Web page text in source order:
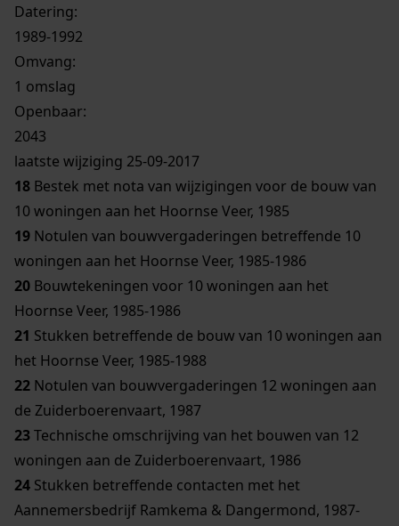
Datering:
1989-1992
Omvang:
1 omslag
Openbaar:
2043
laatste wijziging 25-09-2017
18 Bestek met nota van wijzigingen voor de bouw van
10 woningen aan het Hoornse Veer, 1985
19 Notulen van bouwvergaderingen betreffende 10
woningen aan het Hoornse Veer, 1985-1986
20 Bouwtekeningen voor 10 woningen aan het
Hoornse Veer, 1985-1986
21 Stukken betreffende de bouw van 10 woningen aan
het Hoornse Veer, 1985-1988
22 Notulen van bouwvergaderingen 12 woningen aan
de Zuiderboerenvaart, 1987
23Technische omschrijving van het bouwen van 12
woningen aan de Zuiderboerenvaart, 1986
24 Stukken betreffende contacten met het
Aannemersbedrijf Ramkema & Dangermond, 1987-